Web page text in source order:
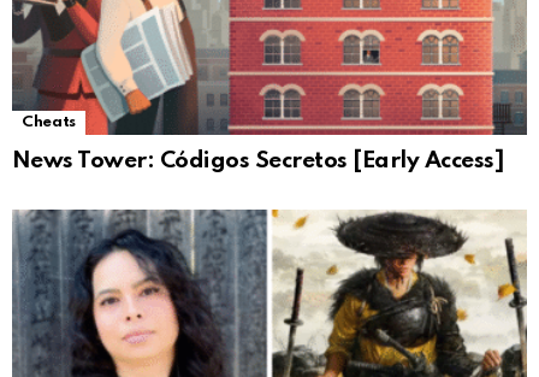
Cheats
News Tower: Códigos Secretos [Early Access]